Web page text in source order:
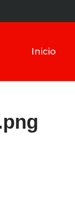
Inicio